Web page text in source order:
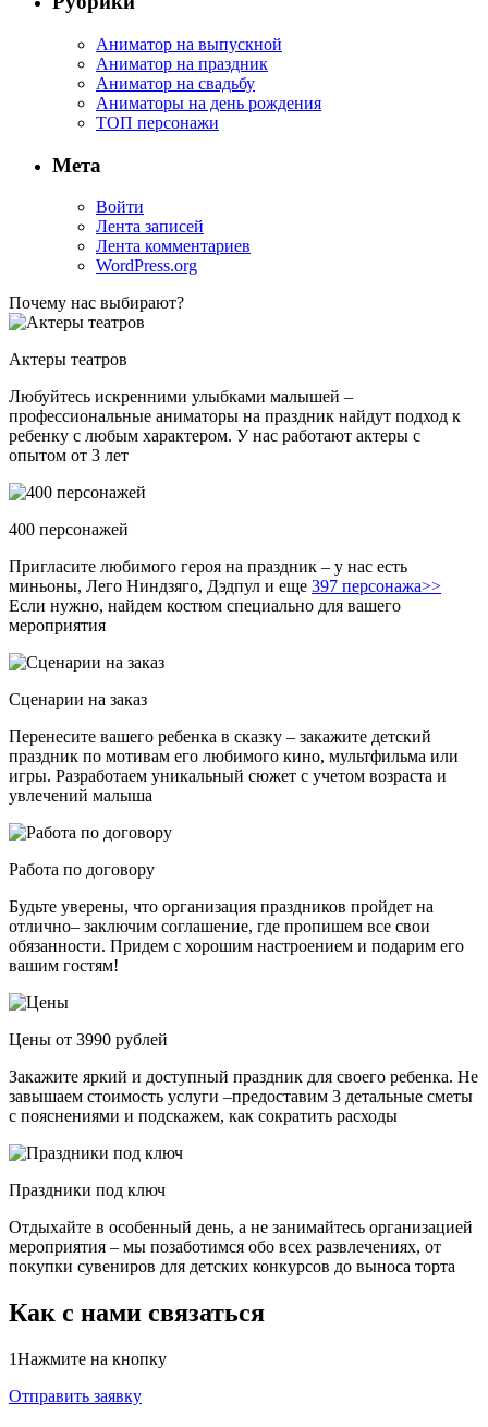
Аниматор на выпускной
Аниматор на праздник
Аниматор на свадьбу
Аниматоры на день рождения
ТОП персонажи
Мета
Войти
Лента записей
Лента комментариев
WordPress.org
Почему нас выбирают?
Актеры театров
Любуйтесь искренними улыбками малышей –
профессиональные аниматоры на праздник найдут подход к
ребенку с любым характером. У нас работают актеры с
опытом от 3 лет
400 персонажей
Пригласите любимого героя на праздник – у нас есть
миньоны, Лего Ниндзяго, Дэдпул и еще 397 персонажа>>
Если нужно, найдем костюм специально для вашего
мероприятия
Сценарии на заказ
Перенесите вашего ребенка в сказку – закажите детский
праздник по мотивам его любимого кино, мультфильма или
игры. Разработаем уникальный сюжет с учетом возраста и
увлечений малыша
Работа по договору
Будьте уверены, что организация праздников пройдет на
отлично– заключим соглашение, где пропишем все свои
обязанности. Придем с хорошим настроением и подарим его
вашим гостям!
Цены от 3990 рублей
Закажите яркий и доступный праздник для своего ребенка. Не
завышаем стоимость услуги –предоставим 3 детальные сметы
с пояснениями и подскажем, как сократить расходы
Праздники под ключ
Отдыхайте в особенный день, а не занимайтесь организацией
мероприятия – мы позаботимся обо всех развлечениях, от
покупки сувениров для детских конкурсов до выноса торта
Как с нами связаться
1Нажмите на кнопку
Отправить заявку